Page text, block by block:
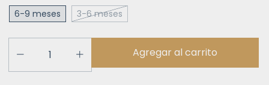
6-9 meses
3-6 meses